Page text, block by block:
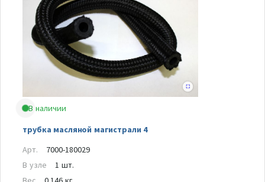
В наличии
трубка масляной магистрали 4
Арт.
7000-180029
В узле
1 шт.